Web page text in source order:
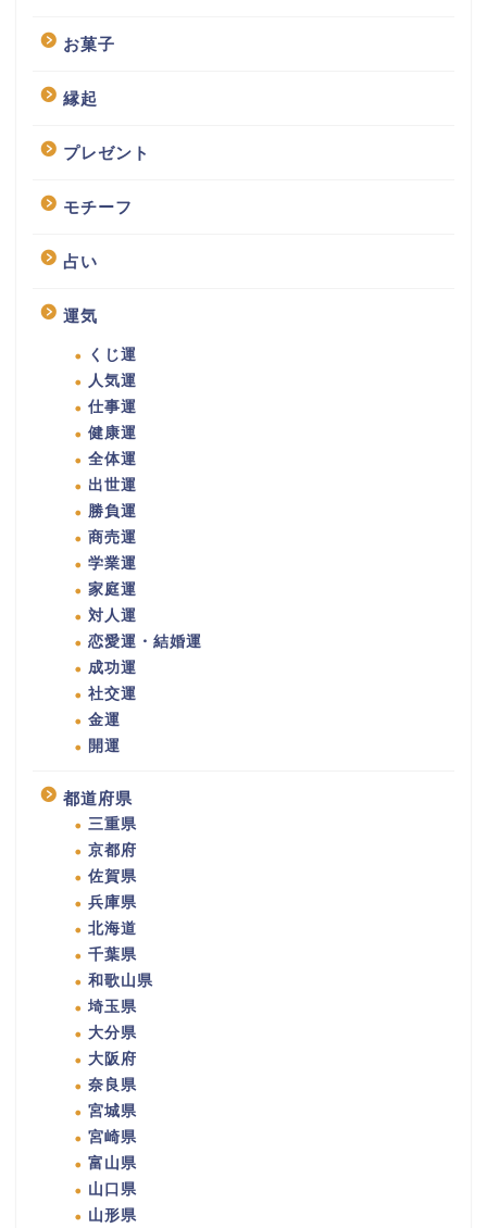
お菓子
縁起
プレゼント
モチーフ
占い
運気
くじ運
人気運
仕事運
健康運
全体運
出世運
勝負運
商売運
学業運
家庭運
対人運
恋愛運・結婚運
成功運
社交運
金運
開運
都道府県
三重県
京都府
佐賀県
兵庫県
北海道
千葉県
和歌山県
埼玉県
大分県
大阪府
奈良県
宮城県
宮崎県
富山県
山口県
山形県